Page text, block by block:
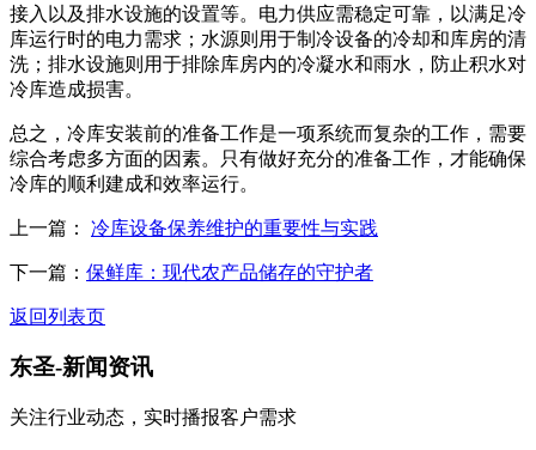
接入以及排水设施的设置等。电力供应需稳定可靠，以满足冷
库运行时的电力需求；水源则用于制冷设备的冷却和库房的清
洗；排水设施则用于排除库房内的冷凝水和雨水，防止积水对
冷库造成损害。
总之，冷库安装前的准备工作是一项系统而复杂的工作，需要
综合考虑多方面的因素。只有做好充分的准备工作，才能确保
冷库的顺利建成和效率运行。
上一篇： 冷库设备保养维护的重要性与实践
下一篇： 保鲜库：现代农产品储存的守护者
返回列表页
东圣-新闻资讯
关注行业动态，实时播报客户需求